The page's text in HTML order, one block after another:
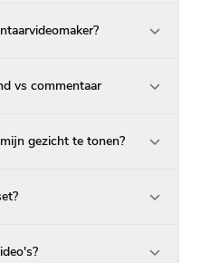
vs commentaar
gezicht te tonen?